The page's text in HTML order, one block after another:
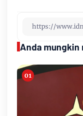
Anda